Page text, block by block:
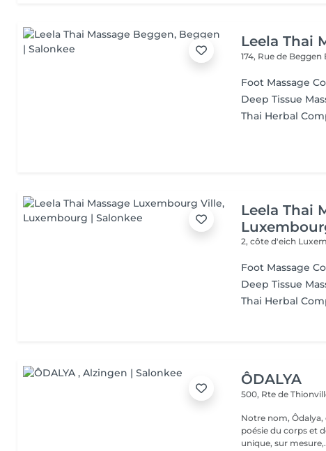
Leela Thai
174, Rue de Beggen
Foot Massage
Deep Tissue
Thai Herbal
Leela Thai
2, côte d'eich
Foot Massage
Deep Tissue
Thai Herbal
ÔDALYA
500, Rte de
Notre nom, Ôdalya,
poésie du corps et
unique, sur